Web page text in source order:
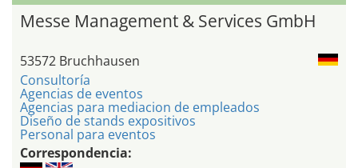
Messe Management & Services GmbH
53572 Bruchhausen
Consultoría
Agencias de eventos
Agencias para mediacion de empleados
Diseño de stands expositivos
Personal para eventos
Correspondencia: